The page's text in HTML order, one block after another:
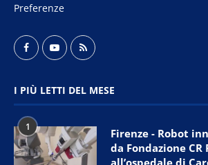
Preferenze
I PIÙ LETTI DEL MESE
1
Firenze - Robot
da Fondazione CR
all’ospedale di